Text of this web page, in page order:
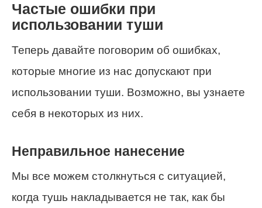
Частые ошибки при
использовании туши
Теперь давайте поговорим об ошибках,
которые многие из нас допускают при
использовании туши. Возможно, вы узнаете
себя в некоторых из них.
Неправильное нанесение
Мы все можем столкнуться с ситуацией,
когда тушь накладывается не так, как бы